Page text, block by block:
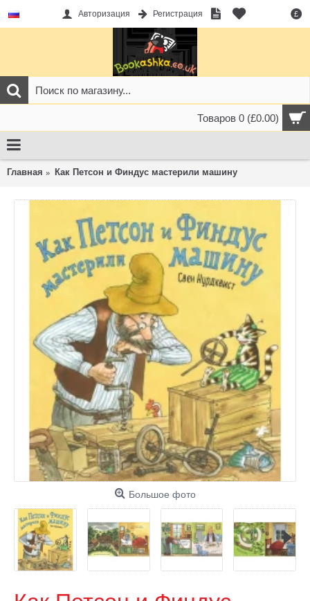
£
Авторизация Регистрация
Товаров 0 (£0.00)
Главная Как Петсон и Финдус мастерили машину
Большое фото